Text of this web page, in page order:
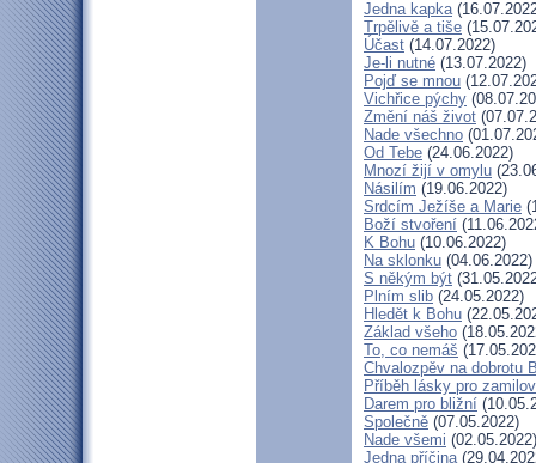
Jedna kapka
Trpělivě a tiše
Účast (14.07.2022)
Je-li nutné (13.07.2022)
Pojď se mnou
Vichřice pýchy
Změní náš život
Nade všechno
Od Tebe (24.06.2022)
Mnozí žijí v omylu
Násilím (19.06.2022)
Srdcím Ježíše a Marie
Boží stvoření
K Bohu (10.06.2022)
Na sklonku (04.06.2022)
S někým být
Plním slib (24.05.2022)
Hledět k Bohu
Základ všeho
To, co nemáš
Chvalozpěv na dobrotu
Příběh lásky pro
Darem pro bližní
Společně (07.05.2022)
Nade všemi (02.05.2022)
Jedna příčina